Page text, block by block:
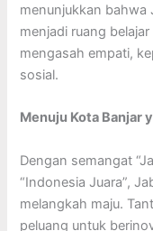
menunjukkan bahwa
menjadi ruang
mengasah empati,
sosial.
Menuju Kota Banjar
Dengan semangat
“Indonesia Juara”,
melangkah maju.
peluang untuk